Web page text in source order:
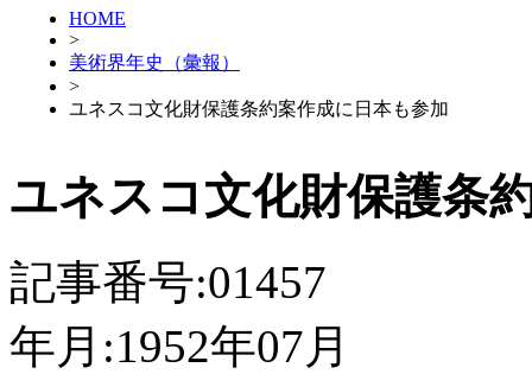
HOME
>
美術界年史（彙報）
>
ユネスコ文化財保護条約案作成に日本も参加
ユネスコ文化財保護条
記事番号:01457
年月:1952年07月